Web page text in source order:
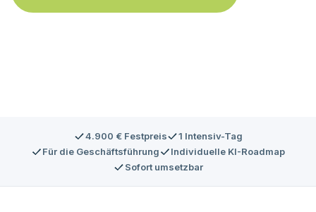
4.900 € Festpreis
1 Intensiv-Tag
Für die Geschäftsführung
Individuelle KI-Roadmap
Sofort umsetzbar